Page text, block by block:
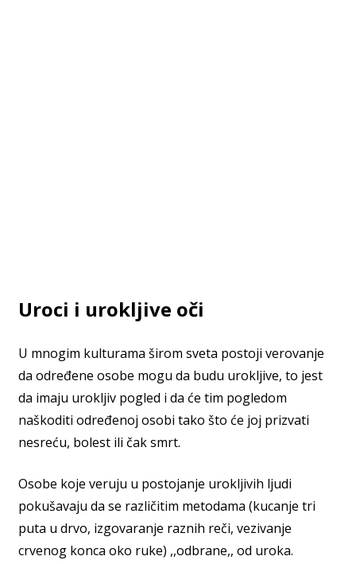
Uroci i urokljive oči
U mnogim kulturama širom sveta postoji verovanje
da određene osobe mogu da budu urokljive, to jest
da imaju urokljiv pogled i da će tim pogledom
naškoditi određenoj osobi tako što će joj prizvati
nesreću, bolest ili čak smrt.
Osobe koje veruju u postojanje urokljivih ljudi
pokušavaju da se različitim metodama (kucanje tri
puta u drvo, izgovaranje raznih reči, vezivanje
crvenog konca oko ruke) ,,odbrane,, od uroka.